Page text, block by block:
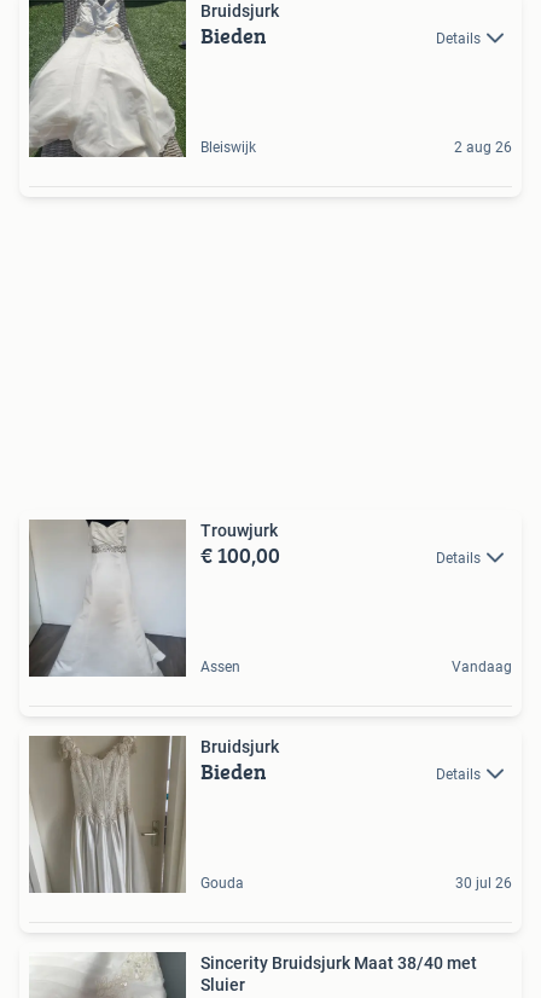
Bruidsjurk
Bieden Details
Bleiswijk 2 aug 26
Trouwjurk
€ 100,00 Details
Assen Vandaag
Bruidsjurk
Bieden Details
Gouda 30 jul 26
Sincerity Bruidsjurk Maat 38/40 met
Sluier